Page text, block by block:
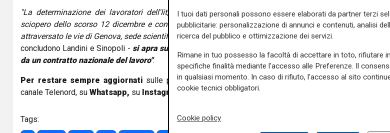
"La determinazione dei lavoratori dell'Iit, dimostrata con l'altissima adesione allo
sciopero dello scorso 12 dicembre e con la grande partecipazione al corteo che ha
attraversato le vie di Genova, sede scientifica del centro, lancia un chiaro messaggio-
concludono Landini e Sinopoli - si apra subito una nuova fase per l'Istituto, a partire
da un contratto nazionale del lavoro".
Per restare sempre aggiornati sulle principali notizie sulla Liguria seguiteci sul
canale Telenord, su Whatsapp, su Instagram,suYoutubee suFacebook
Tags:
I tuoi dati personali possono essere elaborati da partner terzi
pubblicitarie: personalizzazione di annunci e contenuti, analisi
ricerca del pubblico e ottimizzazione dei servizi.
Rimane in tuo possesso la facoltà di accettare in toto, rifiutare
specifiche finalità mediante l'accesso alle Preferenze. Il
in qualsiasi momento. In caso di rifiuto, l'accesso al sito
cookie tecnici obbligatori.
Cookie policy